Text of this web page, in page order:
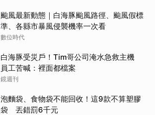
颱風最新動態｜白海豚颱風路徑、颱風假標
準、各縣市暴風侵襲機率一次看
數位時代
白海豚受災戶！Tim哥公司淹水急救主機
員工苦喊：裡面都檔案
鏡週刊
泡麵袋、食物袋不能回收！這9款不算塑膠
袋 丟錯罰6千元